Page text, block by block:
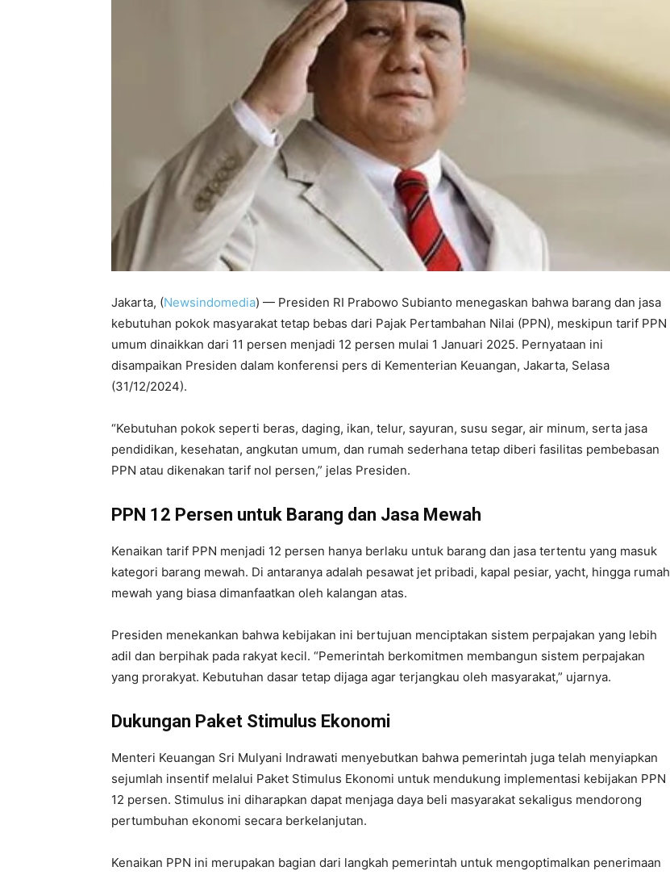
Jakarta, (Newsindomedia) — Presiden RI Prabowo Subianto menegaskan bahwa barang dan jasa
kebutuhan pokok masyarakat tetap bebas dari Pajak Pertambahan Nilai (PPN), meskipun tarif PPN
umum dinaikkan dari 11 persen menjadi 12 persen mulai 1 Januari 2025. Pernyataan ini
disampaikan Presiden dalam konferensi pers di Kementerian Keuangan, Jakarta, Selasa
(31/12/2024).
“Kebutuhan pokok seperti beras, daging, ikan, telur, sayuran, susu segar, air minum, serta jasa
pendidikan, kesehatan, angkutan umum, dan rumah sederhana tetap diberi fasilitas pembebasan
PPN atau dikenakan tarif nol persen,” jelas Presiden.
PPN 12 Persen untuk Barang dan Jasa Mewah
Kenaikan tarif PPN menjadi 12 persen hanya berlaku untuk barang dan jasa tertentu yang masuk
kategori barang mewah. Di antaranya adalah pesawat jet pribadi, kapal pesiar, yacht, hingga rumah
mewah yang biasa dimanfaatkan oleh kalangan atas.
Presiden menekankan bahwa kebijakan ini bertujuan menciptakan sistem perpajakan yang lebih
adil dan berpihak pada rakyat kecil. “Pemerintah berkomitmen membangun sistem perpajakan
yang prorakyat. Kebutuhan dasar tetap dijaga agar terjangkau oleh masyarakat,” ujarnya.
Dukungan Paket Stimulus Ekonomi
Menteri Keuangan Sri Mulyani Indrawati menyebutkan bahwa pemerintah juga telah menyiapkan
sejumlah insentif melalui Paket Stimulus Ekonomi untuk mendukung implementasi kebijakan PPN
12 persen. Stimulus ini diharapkan dapat menjaga daya beli masyarakat sekaligus mendorong
pertumbuhan ekonomi secara berkelanjutan.
Kenaikan PPN ini merupakan bagian dari langkah pemerintah untuk mengoptimalkan penerimaan